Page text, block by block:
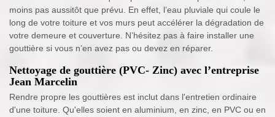
moins pas aussitôt que prévu. En effet, l’eau pluviale qui coule le
long de votre toiture et vos murs peut accélérer la dégradation de
votre demeure et couverture. N’hésitez pas à faire installer une
gouttière si vous n’en avez pas ou devez en réparer.
Nettoyage de gouttière (PVC- Zinc) avec l’entreprise
Jean Marcelin
Rendre propre les gouttières est inclut dans l'entretien ordinaire
d'une toiture. Qu'elles soient en aluminium, en zinc, en PVC ou en